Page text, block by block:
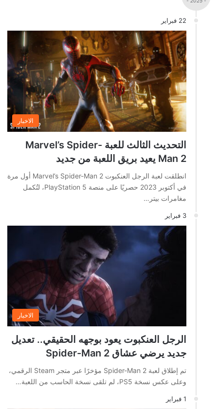
22 فبراير
الاخبار
التحديث الثالث للعبة Marvel’s Spider-
Man 2 يعيد بريق اللعبة من جديد
انطلقت لعبة الرجل العنكبوت Marvel’s Spider-Man 2 أول مرة
في أكتوبر 2023 حصريًا على منصة PlayStation 5، لتُكمل
مغامرات بيتر…
3 فبراير
الاخبار
الرجل العنكبوت يعود بوجهه الحقيقي.. تعديل
جديد يرضي عشاق Spider-Man 2
تم إطلاق لعبة Spider-Man 2 مؤخرًا عبر متجر Steam الرقمي،
وعلى عكس نسخة PS5، لم تلقى نسخة الحاسب من اللعبة…
1 فبراير